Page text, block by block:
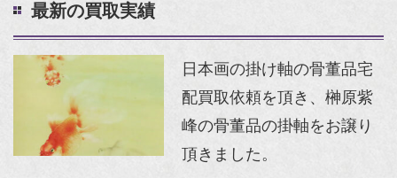
最新の買取実績
日本画の掛け軸の骨董品宅
配買取依頼を頂き、榊原紫
峰の骨董品の掛軸をお譲り
頂きました。